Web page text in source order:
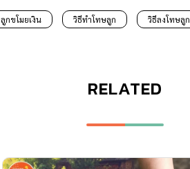
ลูกขโมยเงิน วิธีทำโทษลูก วิธีลงโทษลูก
RELATED